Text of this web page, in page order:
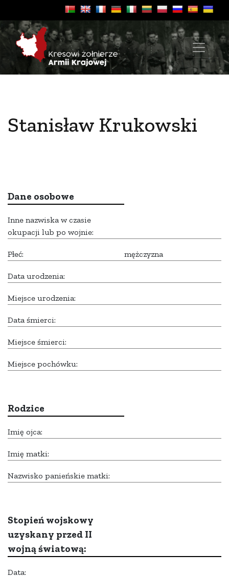
Stanisław Krukowski
Dane osobowe
Inne nazwiska w czasie
okupacji lub po wojnie:
Płeć: mężczyzna
Data urodzenia:
Miejsce urodzenia:
Data śmierci:
Miejsce śmierci:
Miejsce pochówku:
Rodzice
Imię ojca:
Imię matki:
Nazwisko panieńskie matki:
Stopień wojskowy
uzyskany przed II
wojną światową:
Data: